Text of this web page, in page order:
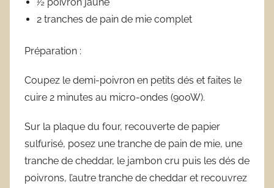
2 tranches de pain de mie complet
Préparation :
Coupez le demi-poivron en petits dés et faites le
cuire 2 minutes au micro-ondes (900W).
Sur la plaque du four, recouverte de papier
sulfurisé, posez une tranche de pain de mie, une
tranche de cheddar, le jambon cru puis les dés de
poivrons, l’autre tranche de cheddar et recouvrez